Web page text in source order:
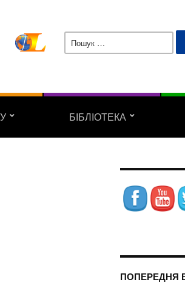
БІБЛІОТЕКА
ПОПЕРЕДНЯ